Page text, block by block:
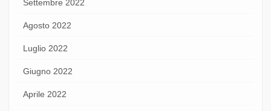
Settembre 2022
Agosto 2022
Luglio 2022
Giugno 2022
Aprile 2022